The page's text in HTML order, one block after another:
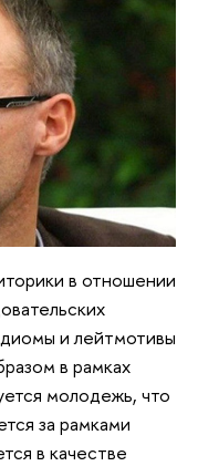
в отношении
и лейтмотивы
в рамках
молодежь, что
за рамками
в качестве